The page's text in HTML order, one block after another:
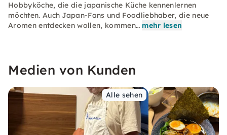
Hobbyköche, die die japanische Küche kennenlernen
möchten. Auch Japan-Fans und Foodliebhaber, die neue
Aromen entdecken wollen, kommen… mehr lesen
Medien von Kunden
Alle sehen